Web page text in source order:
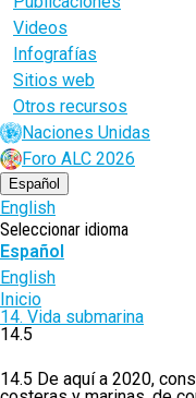
Videos
Infografías
Sitios web
Otros recursos
Naciones Unidas
Foro ALC 2026
Español
English
Seleccionar idioma
Español
English
Ruta
de
navegación
Inicio
14. Vida submarina
14.5
14.5 De aquí a 2020,